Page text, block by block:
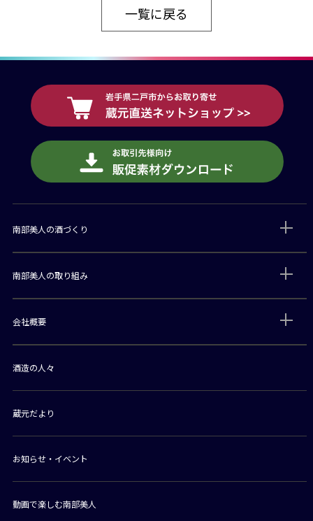
一覧に戻る
南部美人の酒づくり
南部美人の取り組み
会社概要
酒造の人々
蔵元だより
お知らせ・イベント
動画で楽しむ南部美人